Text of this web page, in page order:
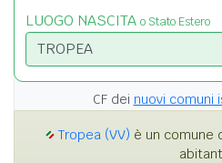
LUOGO NASCITA o Stato Estero
CF dei nuovi comuni
Tropea (VV) è un comune